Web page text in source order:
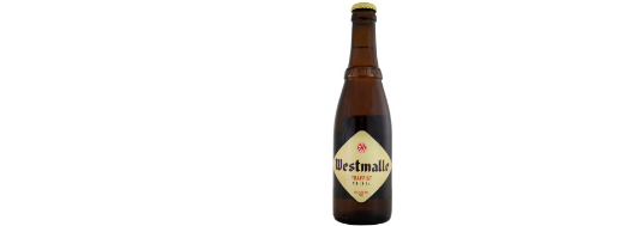
In den Korb